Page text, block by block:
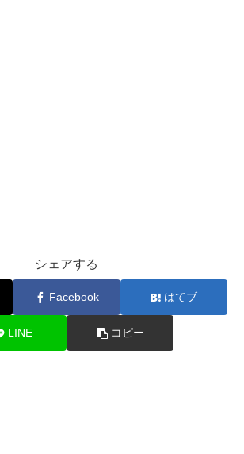
シェアする
Facebook はてブ
LINE コピー